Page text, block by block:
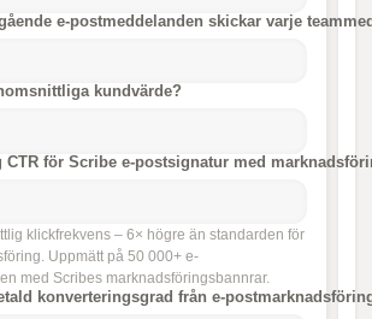
e-postmeddelanden skickar varje
kundvärde?
för Scribe e-postsignatur med
klickfrekvens – 6× högre än standarden för
Uppmätt på 50 000+ e-
med Scribes marknadsföringsbannrar.
konverteringsgrad från e-